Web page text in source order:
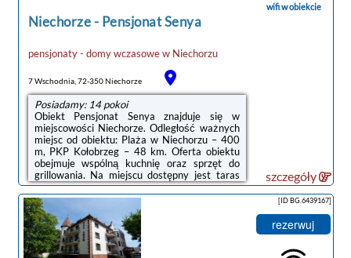
dawniej Hotel AS PIK oddalony jest o 34 km
od Kołobrzegu. ...
Niechorze- Pensjonat Senya
pensjonaty - domy wczasowew Niechorzu
7 Wschodnia, 72-350 Niechorze
Posiadamy: 14 pokoi
Obiekt Pensjonat Senya znajduje się w
miejscowości Niechorze. Odległość ważnych
miejsc od obiektu: Plaża w Niechorzu – 400
m, PKP Kołobrzeg – 48 km. Oferta obiektu
obejmuje wspólną kuchnię oraz sprzęt do
grillowania. Na miejscu dostępny jest taras
oraz bezpłatny prywatny parking. Goście
mogą też korzystać z bezpłatnego WiFi.W
każdym pokoju w obiekcie znajduje się biurko,
telewizor z płaskim ekranem oraz prywatna
łazienka. Pościel i ręczniki są zapewnione. W
każdej opcji zakwaterowania w obiekcie
wifi w obiekcie
szczegóły
[ID BG.6439167]
rezerwuj